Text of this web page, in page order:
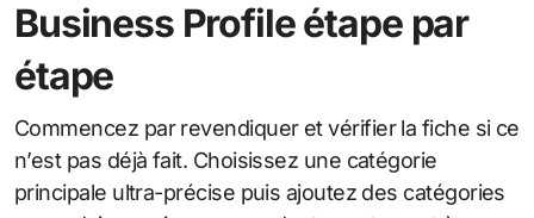
Business Profile étape par
étape
Commencez par revendiquer et vérifier la fiche si ce
n’est pas déjà fait. Choisissez une catégorie
principale ultra-précise puis ajoutez des catégories